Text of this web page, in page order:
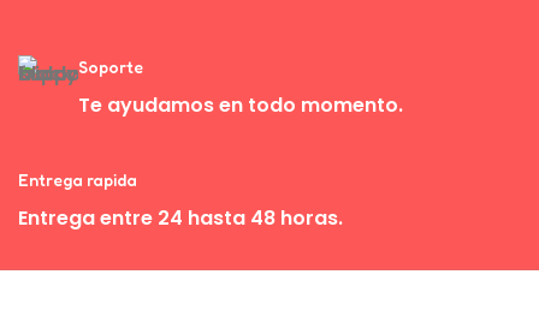
Soporte
Te ayudamos en todo momento.
Entrega rapida
Entrega entre 24 hasta 48 horas.